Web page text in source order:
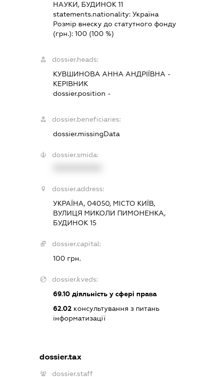
НАУКИ, БУДИНОК 11
statements.nationality: Україна
Розмір внеску до статутного фонду
(грн.): 100 (100 %)
dossier.heads:
КУВШИНОВА АННА АНДРІЇВНА -
КЕРІВНИК
dossier.position -
dossier.beneficiaries:
dossier.missingData
dossier.smida:
dossier.address:
УКРАЇНА, 04050, МІСТО КИЇВ,
ВУЛИЦЯ МИКОЛИ ПИМОНЕНКА,
БУДИНОК 15
dossier.capital:
100 грн.
dossier.kveds:
69.10діяльність у сфері права
62.02консультування з питань
інформатизації
dossier.tax
dossier.staff